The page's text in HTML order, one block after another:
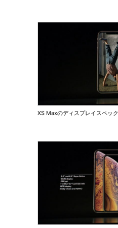
XS Maxのディスプレイスペック